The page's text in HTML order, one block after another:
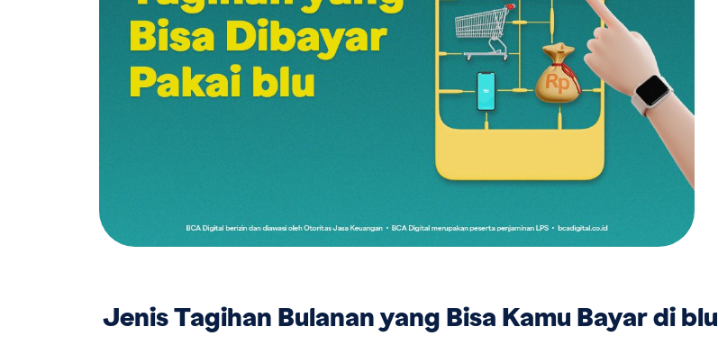
Jenis Tagihan Bulanan yang Bisa Kamu Bayar di blu